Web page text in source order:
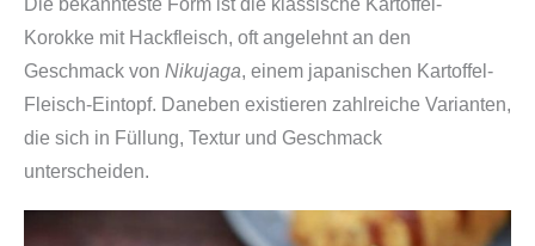
Die bekannteste Form ist die klassische Kartoffel-
Korokke mit Hackfleisch, oft angelehnt an den
Geschmack von Nikujaga, einem japanischen Kartoffel-
Fleisch-Eintopf. Daneben existieren zahlreiche Varianten,
die sich in Füllung, Textur und Geschmack
unterscheiden.